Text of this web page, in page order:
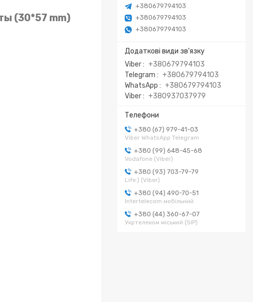
+380679794103
+380679794103
+380679794103
Viber
+380679794103
Telegram
+380679794103
WhatsApp
+380679794103
Viber
+380937037979
+380 (67) 979-41-03
Viber WhatsApp Telegram
+380 (99) 648-45-68
Vodafone (Viber)
+380 (93) 703-79-79
Life:) (Viber)
+380 (94) 490-70-51
Intertelecom мобільний
+380 (44) 360-67-07
Укртелеком міський (SIP)
(30*57 mm)